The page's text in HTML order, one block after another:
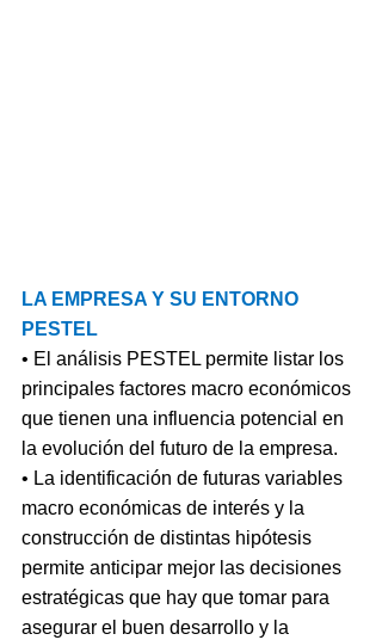
LA EMPRESA Y SU ENTORNO
PESTEL
• El análisis PESTEL permite listar los
principales factores macro económicos
que tienen una influencia potencial en
la evolución del futuro de la empresa.
• La identificación de futuras variables
macro económicas de interés y la
construcción de distintas hipótesis
permite anticipar mejor las decisiones
estratégicas que hay que tomar para
asegurar el buen desarrollo y la